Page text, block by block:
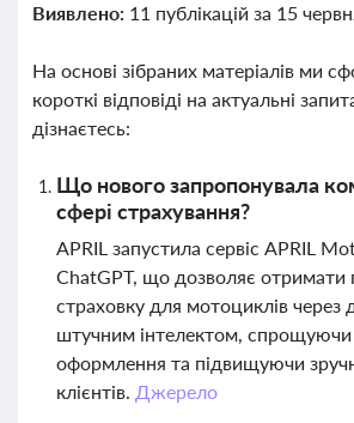
Виявлено: 11 публікацій за 15
На основі зібраних матеріалів ми
короткі відповіді на актуальні
дізнаєтесь:
Що нового запропонувала
сфері страхування?
APRIL запустила сервіс APRIL
ChatGPT, що дозволяє отримати
страховку для мотоциклів через
штучним інтелектом,
оформлення та підвищуючи
клієнтів. Джерело